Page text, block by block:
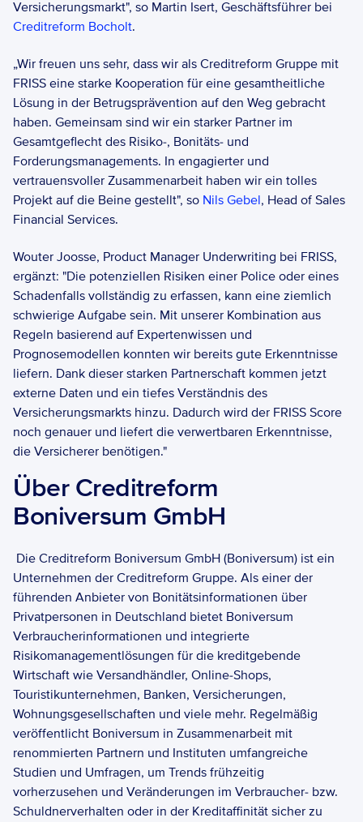
Creditreform Bocholt.
„Wir freuen uns sehr, dass wir als Creditreform Gruppe mit
FRISS eine starke Kooperation für eine gesamtheitliche
Lösung in der Betrugsprävention auf den Weg gebracht
haben. Gemeinsam sind wir ein starker Partner im
Gesamtgeflecht des Risiko-, Bonitäts- und
Forderungsmanagements. In engagierter und
vertrauensvoller Zusammenarbeit haben wir ein tolles
Projekt auf die Beine gestellt", so Nils Gebel, Head of Sales
Financial Services.
Wouter Joosse, Product Manager Underwriting bei FRISS,
ergänzt: "Die potenziellen Risiken einer Police oder eines
Schadenfalls vollständig zu erfassen, kann eine ziemlich
schwierige Aufgabe sein. Mit unserer Kombination aus
Regeln basierend auf Expertenwissen und
Prognosemodellen konnten wir bereits gute Erkenntnisse
liefern. Dank dieser starken Partnerschaft kommen jetzt
externe Daten und ein tiefes Verständnis des
Versicherungsmarkts hinzu. Dadurch wird der FRISS Score
noch genauer und liefert die verwertbaren Erkenntnisse,
die Versicherer benötigen."
Über Creditreform
Boniversum GmbH
Unternehmen der Creditreform Gruppe. Als einer der
führenden Anbieter von Bonitätsinformationen über
Privatpersonen in Deutschland bietet Boniversum
Verbraucherinformationen und integrierte
Risikomanagementlösungen für die kreditgebende
Wirtschaft wie Versandhändler, Online-Shops,
Touristikunternehmen, Banken, Versicherungen,
Wohnungsgesellschaften und viele mehr. Regelmäßig
veröffentlicht Boniversum in Zusammenarbeit mit
renommierten Partnern und Instituten umfangreiche
Studien und Umfragen, um Trends frühzeitig
vorherzusehen und Veränderungen im Verbraucher- bzw.
Schuldnerverhalten oder in der Kreditaffinität sicher zu